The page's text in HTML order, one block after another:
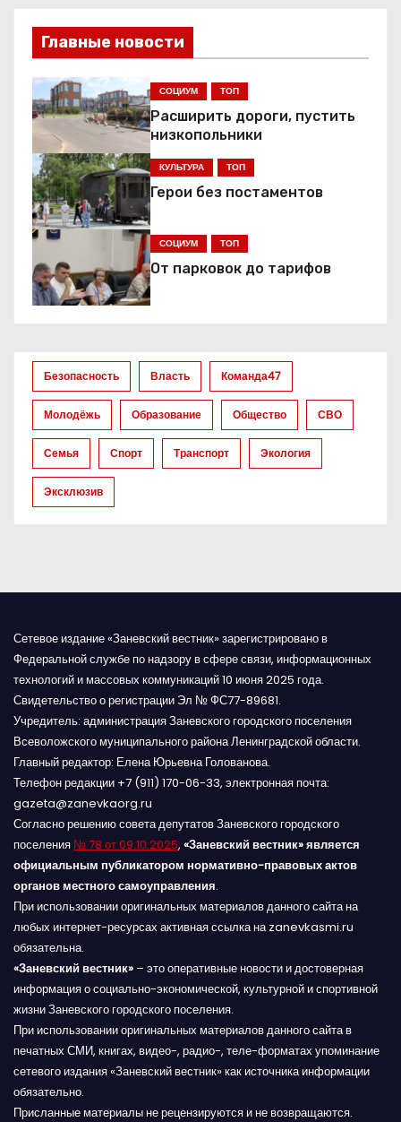
в
и
г
а
ц
и
я
п
з
а
п
и
с
м
Главные новости
СОЦИУМ ТОП
Расширить дороги, пустить
низкопольники
КУЛЬТУРА ТОП
Герои без постаментов
СОЦИУМ ТОП
От парковок до тарифов
Безопасность Власть Команда47
Молодёжь Образование Общество СВО
Семья Спорт Транспорт Экология
Эксклюзив
Сетевое издание «Заневский вестник» зарегистрировано в
Федеральной службе по надзору в сфере связи, информационных
технологий и массовых коммуникаций 10 июня 2025 года.
Свидетельство о регистрации Эл № ФС77-89681.
Учредитель: администрация Заневского городского поселения
Всеволожского муниципального района Ленинградской области.
Главный редактор: Елена Юрьевна Голованова.
Телефон редакции +7 (911) 170-06-33, электронная почта:
gazeta@zanevkaorg.ru
Согласно решению совета депутатов Заневского городского
поселения № 78 от 09.10.2025, «Заневский вестник» является
официальным публикатором нормативно-правовых актов
органов местного самоуправления.
При использовании оригинальных материалов данного сайта на
любых интернет-ресурсах активная ссылка на zanevkasmi.ru
обязательна.
«Заневский вестник» – это оперативные новости и достоверная
информация о социально-экономической, культурной и спортивной
жизни Заневского городского поселения.
При использовании оригинальных материалов данного сайта в
печатных СМИ, книгах, видео-, радио-, теле-форматах упоминание
сетевого издания «Заневский вестник» как источника информации
обязательно.
Присланные материалы не рецензируются и не возвращаются.